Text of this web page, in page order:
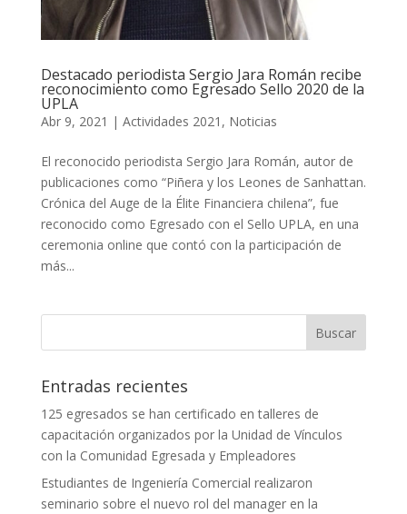
Destacado periodista Sergio Jara Román recibe
reconocimiento como Egresado Sello 2020 de la
UPLA
Abr 9, 2021 | Actividades 2021 , Noticias
El reconocido periodista Sergio Jara Román, autor de
publicaciones como “Piñera y los Leones de Sanhattan.
Crónica del Auge de la Élite Financiera chilena”, fue
reconocido como Egresado con el Sello UPLA, en una
ceremonia online que contó con la participación de
más...
Entradas recientes
125 egresados se han certificado en talleres de
capacitación organizados por la Unidad de Vínculos
con la Comunidad Egresada y Empleadores
Estudiantes de Ingeniería Comercial realizaron
seminario sobre el nuevo rol del manager en la